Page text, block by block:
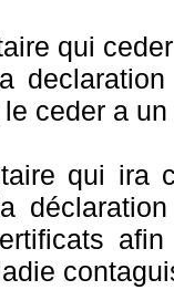
qui
a la mairie
ceder a
qui ira
au maire afin
maladie